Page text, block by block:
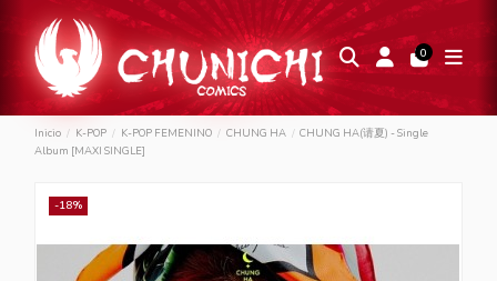
0
Inicio K-POP K-POP FEMENINO CHUNG HA
CHUNG HA(请夏) - Single
Album [MAXI SINGLE]
-18%